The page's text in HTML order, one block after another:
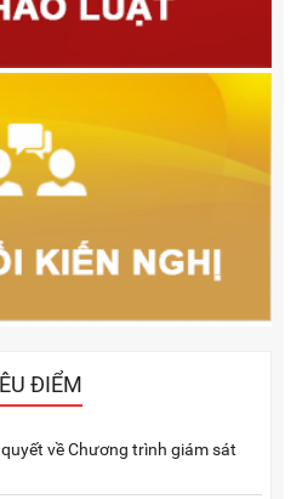
ĐIỂM
về Chương trình giám sát